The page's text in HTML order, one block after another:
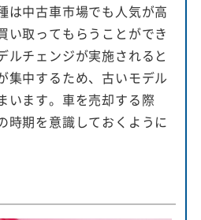
は中古車市場でも人気が高
い取ってもらうことができ
ルチェンジが実施されると
集中するため、古いモデル
います。車を売却する際
時期を意識しておくように